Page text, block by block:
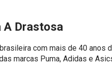
A Drastosa
com mais de 40
marcas Puma, Adidas e